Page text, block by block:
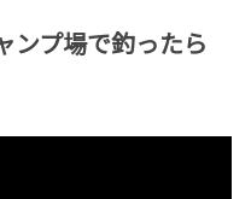
ンプ場で釣ったら